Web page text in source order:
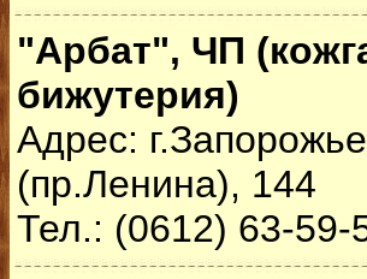
"Арбат", ЧП
бижутерия)
Адрес:
(пр.Ленина), 144
Тел.: (0612) 63-59-